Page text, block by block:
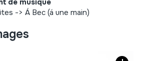
de musique
-> Á Bec (á une main)